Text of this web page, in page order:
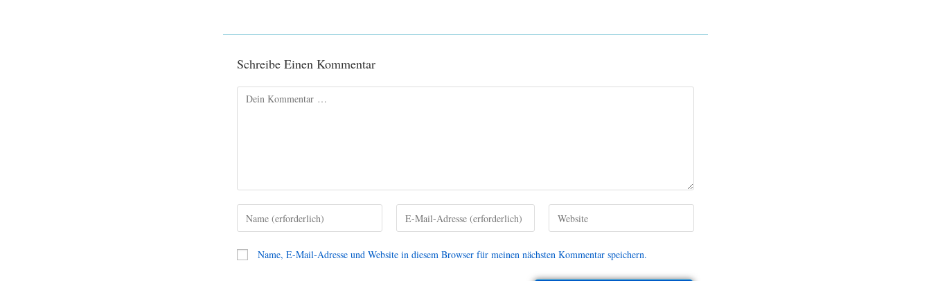
Schreibe Einen Kommentar
Name, E-Mail-Adresse und Website in diesem Browser für meinen nächsten Kommentar speichern.